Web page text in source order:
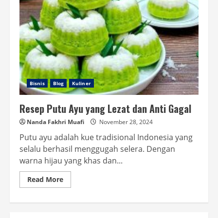
Bisnis Blog Kuliner
Resep Putu Ayu yang Lezat dan Anti Gagal
Nanda Fakhri Muafi November 28, 2024
Putu ayu adalah kue tradisional Indonesia yang
selalu berhasil menggugah selera. Dengan
warna hijau yang khas dan...
Read MoreRead
more